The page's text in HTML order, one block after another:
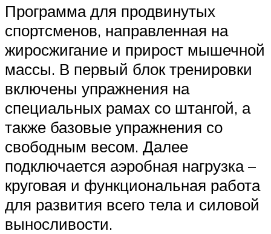
Программа для продвинутых
спортсменов, направленная на
жиросжигание и прирост мышечной
массы. В первый блок тренировки
включены упражнения на
специальных рамах со штангой, а
также базовые упражнения со
свободным весом. Далее
подключается аэробная нагрузка –
круговая и функциональная работа
для развития всего тела и силовой
выносливости.